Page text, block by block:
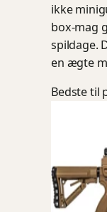
ikke
box-mag
spildage.
en ægte
Bedste til